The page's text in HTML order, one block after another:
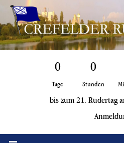
Zum
Inhalt
springen
0
Tage
0
Stunden
bis zum 21. Rudertag